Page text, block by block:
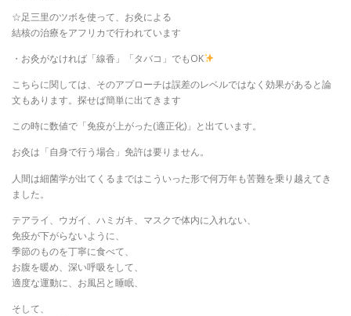
☆足三里のツボを使って、お灸による
結核の治療をアフリカで行われています
・お灸がなければ「線香」「タバコ」でもOK
こちらに関しては、そのアプローチは誤差のレベルではなく効果があると論
文もあります。探せば簡単に出てきます
この時に数値で「免疫が上がった(適正化)」と出ています。
お灸は「自身で行う場合」免許は要りません。
人間は細菌学が出てくるまではこういった形で何万年も苦難を乗り越えてき
ました。
テアライ、ウガイ、ハミガキ、マスクで体内に入れない、
免疫が下がらないように、
季節のものを丁寧に食べて、
お腹を暖め、深い呼吸をして、
適度な運動に、お風呂と睡眠、
そして、